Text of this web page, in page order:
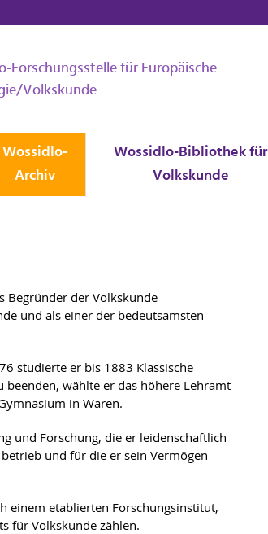
Forschungsstelle für Europäische
Volkskunde
Wossidlo-
Archiv
Wossidlo-Bibliothek für
Volkskunde
Begründer der Volkskunde
und als einer der bedeutsamsten
studierte er bis 1883 Klassische
beenden, wählte er das höhere Lehramt
in Waren.
und Forschung, die er leidenschaftlich
und für die er sein Vermögen
einem etablierten Forschungsinstitut,
für Volkskunde zählen.